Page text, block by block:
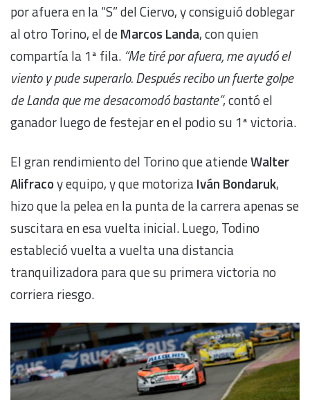
por afuera en la “S” del Ciervo, y consiguió doblegar
al otro Torino, el deMarcos Landa, con quien
compartía la 1ª fila. “Me tiré por afuera, me ayudó el
viento y pude superarlo. Después recibo un fuerte golpe
de Landa que me desacomodó bastante”, contó el
ganador luego de festejar en el podio su 1ª victoria.
El gran rendimiento del Torino que atiendeWalter
Alifracoy equipo, y que motorizaIván Bondaruk,
hizo que la pelea en la punta de la carrera apenas se
suscitara en esa vuelta inicial. Luego, Todino
estableció vuelta a vuelta una distancia
tranquilizadora para que su primera victoria no
corriera riesgo.